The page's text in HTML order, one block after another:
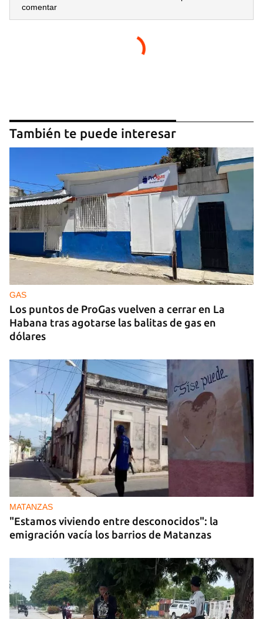
comentar
También te puede interesar
GAS
Los puntos de ProGas vuelven a cerrar en La
Habana tras agotarse las balitas de gas en
dólares
MATANZAS
"Estamos viviendo entre desconocidos": la
emigración vacía los barrios de Matanzas